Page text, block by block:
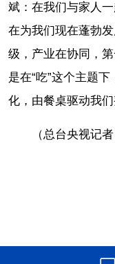
斌：在我们与家人
在为我们现在蓬勃
级，产业在协同，
是在“吃”这个主题
化，由餐桌驱动我
（总台央视记